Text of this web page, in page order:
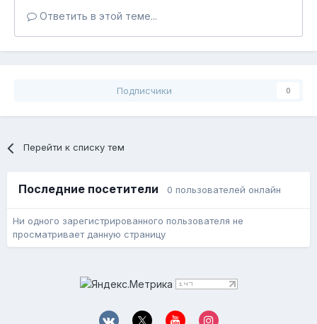
Ответить в этой теме...
Подписчики 0
Перейти к списку тем
Последние посетители 0 пользователей онлайн
Ни одного зарегистрированного пользователя не
просматривает данную страницу